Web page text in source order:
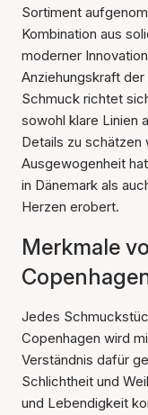
Sortiment
Kombination aus
moderner
Anziehungskraft
Schmuck richtet
sowohl klare Linien
Details zu
Ausgewogenheit
in Dänemark als
Herzen erobert.
Merkmale
Jedes
Copenhagen wird
Verständnis dafür
Schlichtheit und
und Lebendigkeit